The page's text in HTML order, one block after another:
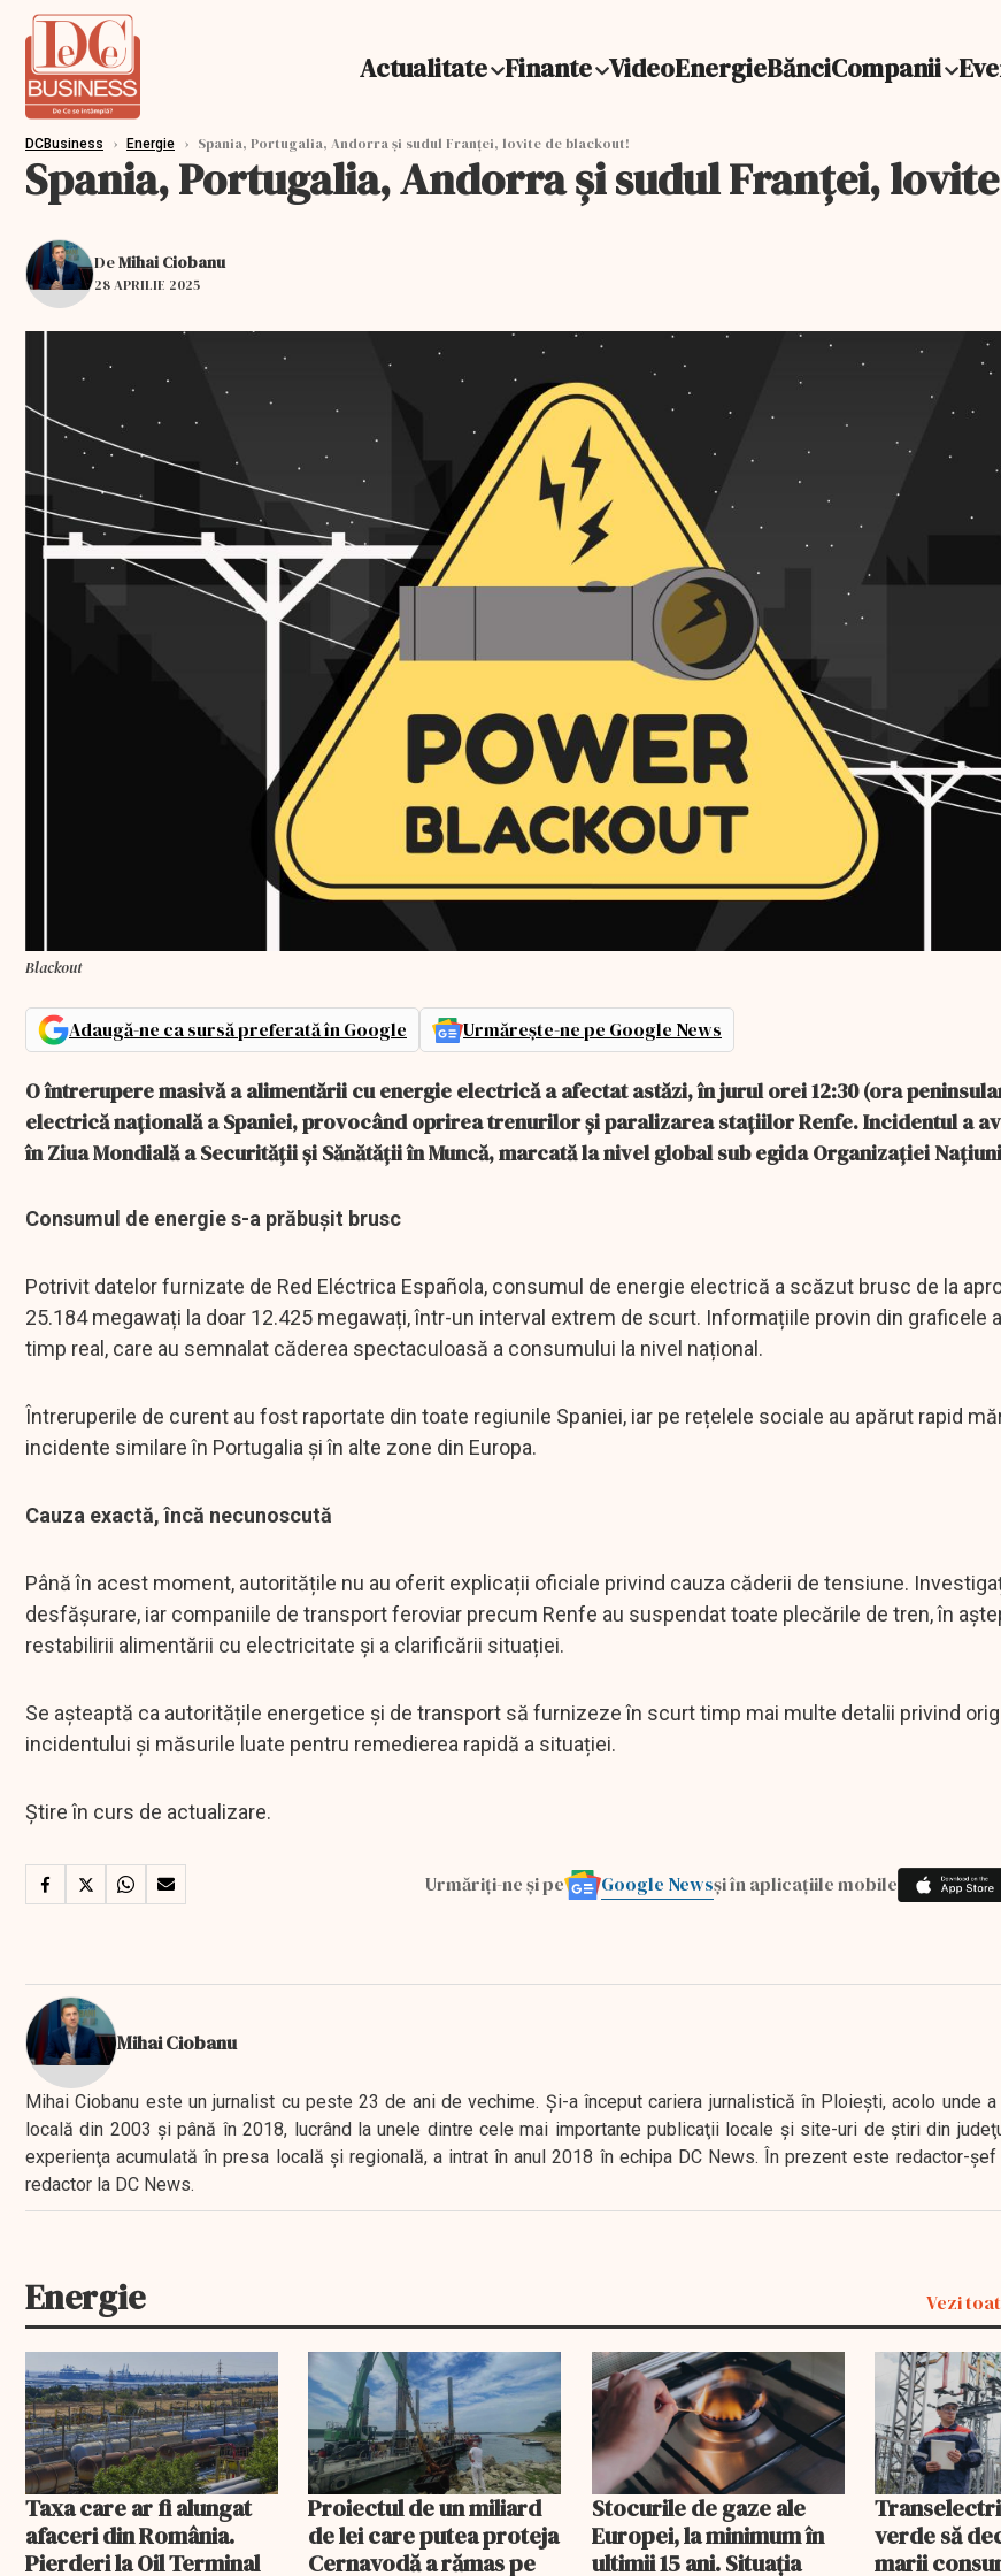
Actualitate Finante VideoEnergieBănciCompanii
DCBusiness › Energie › Spania, Portugalia, Andorra și sudul Franței, lovite de blackout!
Spania, Portugalia, Andorra și sudul Franței,
DeMihai Ciobanu
28 APRILIE 2025
Blackout
Adaugă-ne ca sursă preferată în Google Urmărește-ne pe Google News
O întrerupere masivă a alimentării cu energie electrică a afectat astăzi, în jurul orei 12:30 (ora
electrică națională a Spaniei, provocând oprirea trenurilor și paralizarea stațiilor Renfe. Incidentul a
în Ziua Mondială a Securității și Sănătății în Muncă, marcată la nivel global sub egida Organizației
Consumul de energie s-a prăbușit brusc
Potrivit datelor furnizate de Red Eléctrica Española, consumul de energie electrică a scăzut brusc de la
25.184 megawați la doar 12.425 megawați, într-un interval extrem de scurt. Informațiile provin din graficele
timp real, care au semnalat căderea spectaculoasă a consumului la nivel național.
Întreruperile de curent au fost raportate din toate regiunile Spaniei, iar pe rețelele sociale au apărut rapid
incidente similare în Portugalia și în alte zone din Europa.
Cauza exactă, încă necunoscută
Până în acest moment, autoritățile nu au oferit explicații oficiale privind cauza căderii de tensiune.
desfășurare, iar companiile de transport feroviar precum Renfe au suspendat toate plecările de tren, în
restabilirii alimentării cu electricitate și a clarificării situației.
Se așteaptă ca autoritățile energetice și de transport să furnizeze în scurt timp mai multe detalii privind
incidentului și măsurile luate pentru remedierea rapidă a situației.
Știre în curs de actualizare.
Urmăriți-ne și pe Google Newsși în aplicațiile mobile
Mihai Ciobanu
Mihai Ciobanu este un jurnalist cu peste 23 de ani de vechime. Şi-a început cariera jurnalistică în Ploieşti, acolo unde
locală din 2003 şi până în 2018, lucrând la unele dintre cele mai importante publicaţii locale şi site-uri de ştiri din
experienţa acumulată în presa locală şi regională, a intrat în anul 2018 în echipa DC News. În prezent este redactor-
redactor la DC News.
Energie Vezi
Taxa care ar fi alungat
afaceri din România.
Pierderi la Oil Terminal
Proiectul de un miliard
de lei care putea proteja
Cernavodă a rămas pe
Stocurile de gaze ale
Europei, la minimum în
ultimii 15 ani. Situația
verde să
marii